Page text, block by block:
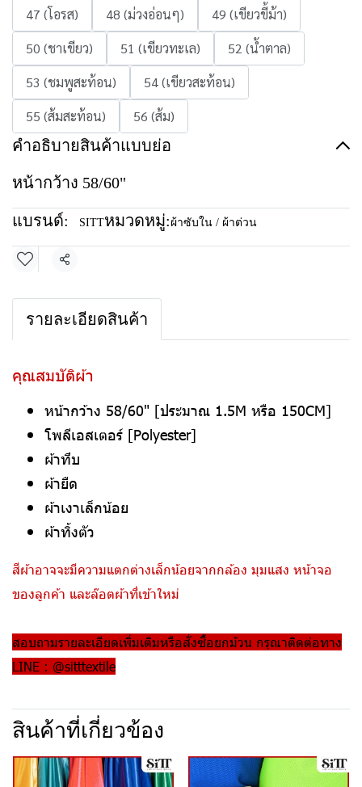
47 (โอรส)
48 (ม่วงอ่อนๆ)
49 (เขียวขี้ม้า)
50 (ชาเขียว)
51 (เขียวทะเล)
52 (น้ำตาล)
53 (ชมพูสะท้อน)
54 (เขียวสะท้อน)
55 (ส้มสะท้อน)
56 (ส้ม)
คำอธิบายสินค้าแบบย่อ
หน้ากว้าง 58/60"
แบรนด์: SITTหมวดหมู่: ผ้าซับใน / ผ้าต่วน
แชร์
รายละเอียดสินค้า
คุณสมบัติผ้า
หน้ากว้าง 58/60" [ประมาณ 1.5M หรือ 150CM]
โพลีเอสเตอร์ [Polyester]
ผ้าทึบ
ผ้ายืด
ผ้าเงาเล็กน้อย
ผ้าทิ้งตัว
สีผ้าอาจจะมีความแตกต่างเล็กน้อยจากกล้อง มุมแสง หน้าจอ
ของลูกค้า และล๊อตผ้าที่เข้าใหม่
สอบถามรายละเอียดเพิ่มเติมหรือสั่งซื้อยกม้วน กรุณาติดต่อทาง
LINE : @sitttextile
สินค้าที่เกี่ยวข้อง